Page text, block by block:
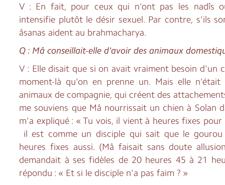
V : En fait, pour ceux qui n'ont pas les nadîs
intensifie plutôt le désir sexuel. Par contre, s'ils
âsanas aident au brahmacharya.
Q : Mâ conseillait-elle d'avoir des animaux
V : Elle disait que si on avait vraiment besoin d'un
moment-là qu'on en prenne un. Mais elle
animaux de compagnie, qui créent des
me souviens que Mâ nourrissait un chien à Solan
m'a expliqué : « Tu vois, il vient à heures fixes
il est comme un disciple qui sait que le
heures fixes aussi. (Mâ faisait sans doute
demandait à ses fidèles de 20 heures 45 à 21
répondu : « Et si le disciple n'a pas faim ? »